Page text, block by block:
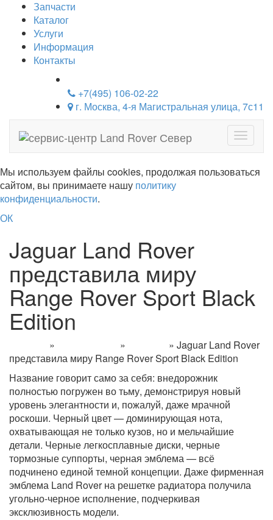
Запчасти
Каталог
Услуги
Информация
Контакты
+7(495) 106-02-22
г. Москва, 4-я Магистральная улица, 7с11
Мы используем файлы cookies, продолжая пользоваться
сайтом, вы принимаете нашу политику
конфиденциальности.
ОК
Jaguar Land Rover
представила миру
Range Rover Sport Black
Edition
» » » Jaguar Land Rover
представила миру Range Rover Sport Black Edition
Название говорит само за себя: внедорожник
полностью погружен во тьму, демонстрируя новый
уровень элегантности и, пожалуй, даже мрачной
роскоши. Черный цвет — доминирующая нота,
охватывающая не только кузов, но и мельчайшие
детали. Черные легкосплавные диски, черные
тормозные суппорты, черная эмблема — всё
подчинено единой темной концепции. Даже фирменная
эмблема Land Rover на решетке радиатора получила
угольно-черное исполнение, подчеркивая
эксклюзивность модели.